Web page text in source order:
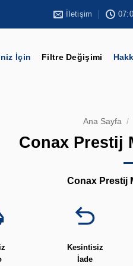
İletişim
İçin Filtre Değişimi
Ana Sayfa /
Conax Prestij
Conax Prestij
Kesintisiz
İade